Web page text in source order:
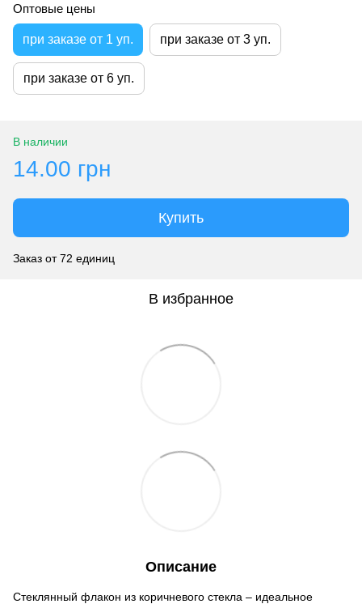
Оптовые цены
при заказе от 1 уп. при заказе от 3 уп.
при заказе от 6 уп.
В наличии
14.00 грн
Купить
Заказ от 72 единиц
В избранное
Описание
Стеклянный флакон из коричневого стекла – идеальное